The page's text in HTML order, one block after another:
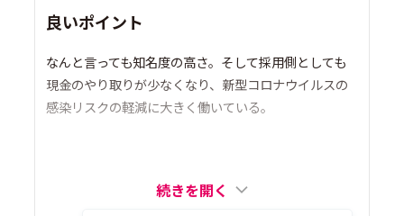
良いポイント
なんと言っても知名度の高さ。そして採用側としても
現金のやり取りが少なくなり、新型コロナウイルスの
感染リスクの軽減に大きく働いている。
続きを開く